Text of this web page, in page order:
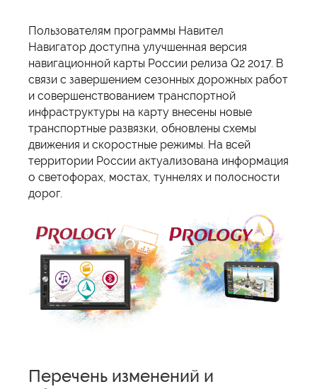
Пользователям программы Навител
Навигатор доступна улучшенная версия
навигационной карты России релиза Q2 2017. В
связи с завершением сезонных дорожных работ
и совершенствованием транспортной
инфраструктуры на карту внесены новые
транспортные развязки, обновлены схемы
движения и скоростные режимы. На всей
территории России актуализована информация
о светофорах, мостах, туннелях и полосности
дорог.
Перечень изменений и